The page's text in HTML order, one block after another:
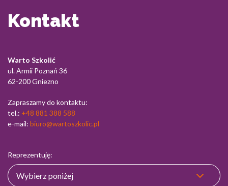
Kontakt
Warto Szkolić
ul. Armii Poznań 36
62-200 Gniezno
Zapraszamy do kontaktu:
tel.: +48 881 388 588
e-mail: biuro@wartoszkolic.pl
Reprezentuję: